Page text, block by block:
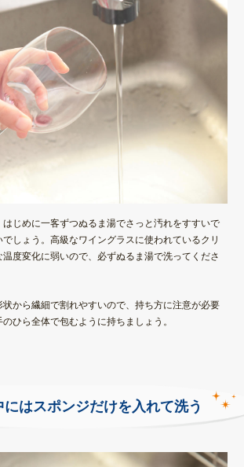
じめに一客ずつぬるま湯でさっと汚れをすすいで
でしょう。高級なワイングラスに使われているクリ
度変化に弱いので、 必ずぬるま湯で洗ってくださ
から繊細で割れやすいので、持ち方に注意が必要
のひら全体で包むように持ちましょう。
にはスポンジだけを入れて洗う